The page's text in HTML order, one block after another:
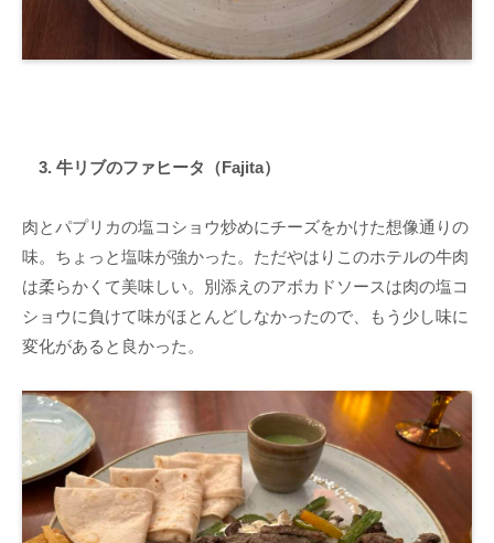
3. 牛リブのファヒータ（Fajita）
肉とパプリカの塩コショウ炒めにチーズをかけた想像通りの
味。ちょっと塩味が強かった。ただやはりこのホテルの牛肉
は柔らかくて美味しい。別添えのアボカドソースは肉の塩コ
ショウに負けて味がほとんどしなかったので、もう少し味に
変化があると良かった。